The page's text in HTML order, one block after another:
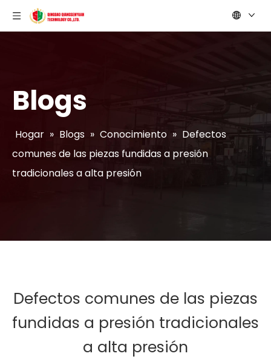
Blogs
Hogar » Blogs » Conocimiento » Defectos
comunes de las piezas fundidas a presión
tradicionales a alta presión
Defectos comunes de las piezas
fundidas a presión tradicionales
a alta presión